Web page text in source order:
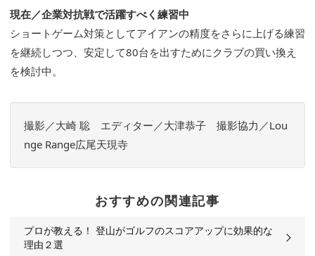
現在／企業対抗戦で活躍すべく練習中
ショートゲーム対策としてアイアンの精度をさらに上げる練習
を継続しつつ、安定して80台を出すためにクラブの買い換え
を検討中。
撮影／大崎 聡 エディター／大津恭子 撮影協力／Lou
nge Range広尾天現寺
おすすめの関連記事
プロが教える！ 登山がゴルフのスコアアップに効果的な
理由２選